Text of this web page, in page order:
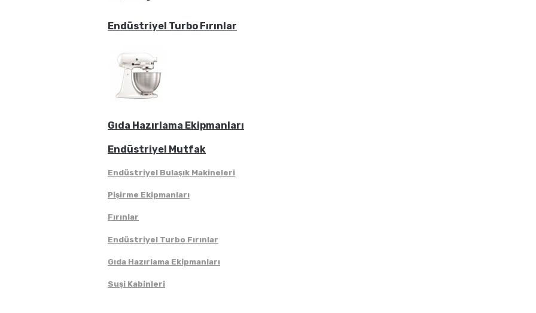
Endüstriyel Turbo Fırınlar
Gıda Hazırlama Ekipmanları
Endüstriyel Mutfak
Endüstriyel Bulaşık Makineleri
Pişirme Ekipmanları
Fırınlar
Endüstriyel Turbo Fırınlar
Gıda Hazırlama Ekipmanları
Suşi Kabinleri